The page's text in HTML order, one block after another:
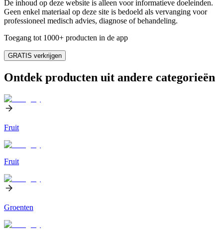
De inhoud op deze website is alleen voor informatieve doeleinden.
Geen enkel materiaal op deze site is bedoeld als vervanging voor
professioneel medisch advies, diagnose of behandeling.
Toegang tot 1000+ producten in de app
GRATIS verkrijgen
Ontdek producten uit andere categorieën
Fruit
Fruit
Groenten